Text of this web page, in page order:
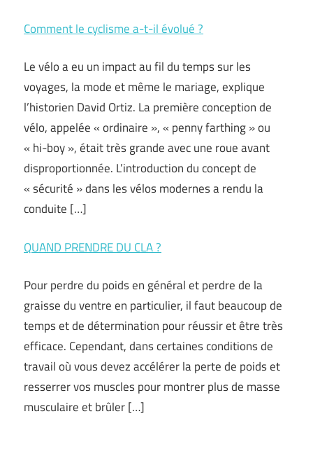
Comment le cyclisme a-t-il évolué ?
Le vélo a eu un impact au fil du temps sur les
voyages, la mode et même le mariage, explique
l’historien David Ortiz. La première conception de
vélo, appelée « ordinaire », « penny farthing » ou
« hi-boy », était très grande avec une roue avant
disproportionnée. L’introduction du concept de
« sécurité » dans les vélos modernes a rendu la
conduite […]
QUAND PRENDRE DU CLA ?
Pour perdre du poids en général et perdre de la
graisse du ventre en particulier, il faut beaucoup de
temps et de détermination pour réussir et être très
efficace. Cependant, dans certaines conditions de
travail où vous devez accélérer la perte de poids et
resserrer vos muscles pour montrer plus de masse
musculaire et brûler […]